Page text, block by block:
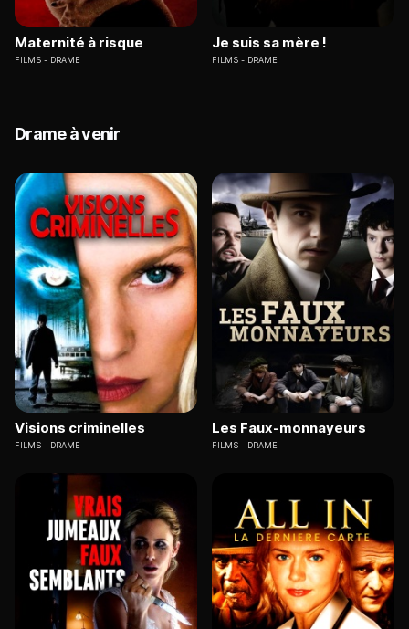
Maternité à risque
FILMS DRAME
Je suis sa mère !
FILMS DRAME
Drame à venir
Visions criminelles
FILMS DRAME
Les Faux-monnayeurs
FILMS DRAME